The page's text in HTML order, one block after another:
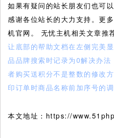
如果有疑问的站长朋友们也可
感谢各位站长的大力支持。更多
机官网。 无忧主机相关文章推
让底部的帮助文档在左侧完美
品品牌搜索时记录为0解决办法
者购买送积分不是整数的修改
印订单时商品名称前加序号的
本文地址：https://